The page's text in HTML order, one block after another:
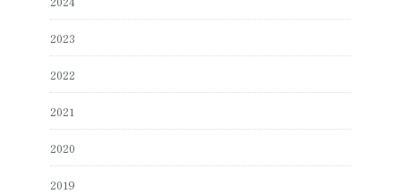
2023
2022
2021
2020
2019